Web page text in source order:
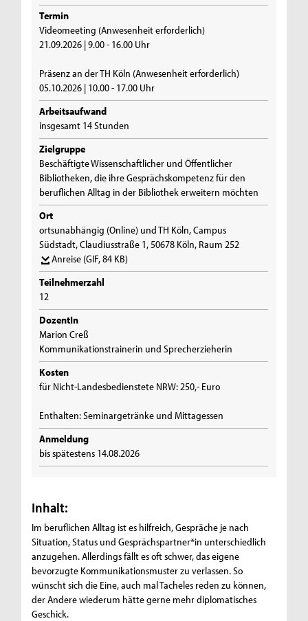
Termin
Videomeeting (Anwesenheit erforderlich)
21.09.2026 | 9.00 - 16.00 Uhr
Präsenz an der TH Köln (Anwesenheit erforderlich)
05.10.2026 | 10.00 - 17.00 Uhr
Arbeitsaufwand
insgesamt 14 Stunden
Zielgruppe
Beschäftigte Wissenschaftlicher und Öffentlicher
Bibliotheken, die ihre Gesprächskompetenz für den
beruflichen Alltag in der Bibliothek erweitern möchten
Ort
ortsunabhängig (Online) und TH Köln, Campus
Südstadt, Claudiusstraße 1, 50678 Köln, Raum 252
Anreise (GIF, 84 KB)
Teilnehmerzahl
12
DozentIn
Marion Creß
Kommunikationstrainerin und Sprecherzieherin
Kosten
für Nicht-Landesbedienstete NRW: 250,- Euro
Enthalten: Seminargetränke und Mittagessen
Anmeldung
bis spätestens 14.08.2026
Inhalt:
Im beruflichen Alltag ist es hilfreich, Gespräche je nach
Situation, Status und Gesprächspartner*in unterschiedlich
anzugehen. Allerdings fällt es oft schwer, das eigene
bevorzugte Kommunikationsmuster zu verlassen. So
wünscht sich die Eine, auch mal Tacheles reden zu können,
der Andere wiederum hätte gerne mehr diplomatisches
Geschick.